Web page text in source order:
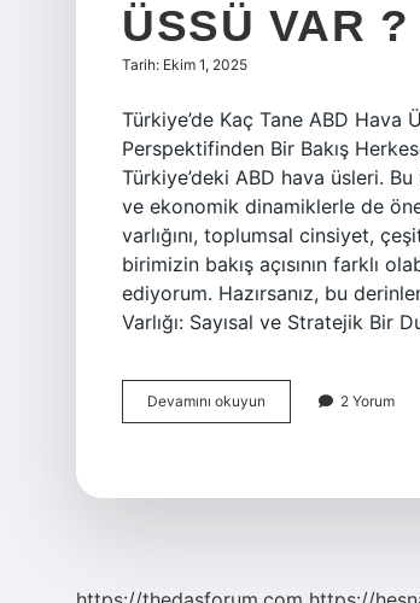
ÜSSÜ VAR ?
Tarih: Ekim 1, 2025
Türkiye’de Kaç Tane ABD
Perspektifinden Bir Bakış
Türkiye’deki ABD hava üsleri.
ve ekonomik dinamiklerle de
varlığını, toplumsal cinsiyet,
birimizin bakış açısının farklı
ediyorum. Hazırsanız, bu
Varlığı: Sayısal ve Stratejik Bir
Devamını okuyun Türkiyede
kaç
2 Yorum